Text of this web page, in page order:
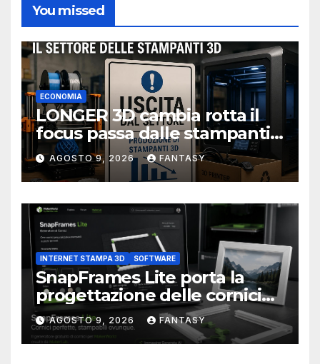
You missed
ECONOMIA
LONGER 3D cambia rotta il
focus passa dalle stampanti
3D alla stampa UV?
AGOSTO 9, 2026 FANTASY
INTERNET STAMPA 3D SOFTWARE
SnapFrames Lite porta la
progettazione delle cornici
personalizzate direttamente
nel browser
AGOSTO 9, 2026 FANTASY